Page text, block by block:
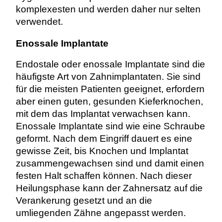
komplexesten und werden daher nur selten
verwendet.
Enossale Implantate
Endostale oder enossale Implantate sind die
häufigste Art von Zahnimplantaten. Sie sind
für die meisten Patienten geeignet, erfordern
aber einen guten, gesunden Kieferknochen,
mit dem das Implantat verwachsen kann.
Enossale Implantate sind wie eine Schraube
geformt. Nach dem Eingriff dauert es eine
gewisse Zeit, bis Knochen und Implantat
zusammengewachsen sind und damit einen
festen Halt schaffen können. Nach dieser
Heilungsphase kann der Zahnersatz auf die
Verankerung gesetzt und an die
umliegenden Zähne angepasst werden.